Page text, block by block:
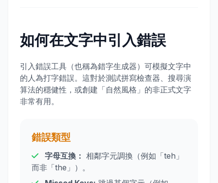
如何在文字中引入錯誤
引入錯誤工具（也稱為錯字生成器）可模擬文字中
的人為打字錯誤。這對於測試拼寫檢查器、搜尋演
算法的穩健性，或創建「自然風格」的非正式文字
非常有用。
錯誤類型
字母互換： 相鄰字元調換（例如「teh」
而非「the」）。